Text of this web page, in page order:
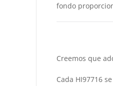
fondo
Creemos que
Cada HI97716